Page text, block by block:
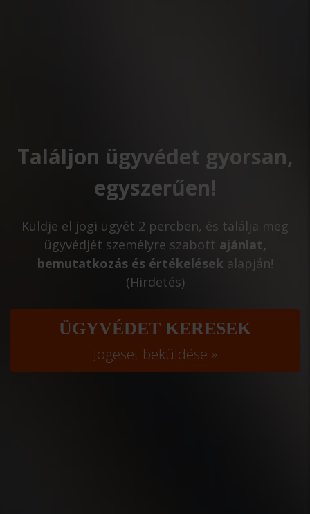
Találjon ügyvédet gyorsan,
egyszerűen!
Küldje el jogi ügyét 2 percben, és találja meg
ügyvédjét személyre szabott ajánlat,
bemutatkozás és értékelések alapján!
(Hirdetés)
ÜGYVÉDET KERESEK
Jogeset beküldése »